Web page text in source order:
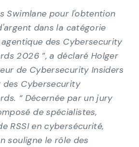
Swimlane pour l'obtention
dans la catégorie
des Cybersecurity
2026 ”, a déclaré Holger
de Cybersecurity Insiders
des Cybersecurity
“ Décernée par un jury
de spécialistes,
RSSI en cybersécurité,
souligne le rôle des